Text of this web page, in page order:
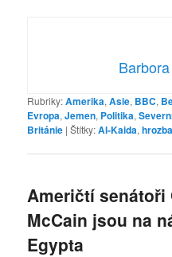
Rubriky:Amerika,Asie, BBC,
Evropa,Jemen, Politika,
Británie |Štítky:Al-Kaida,hrozba
Američtí senátoři
McCain jsou na
Egypta